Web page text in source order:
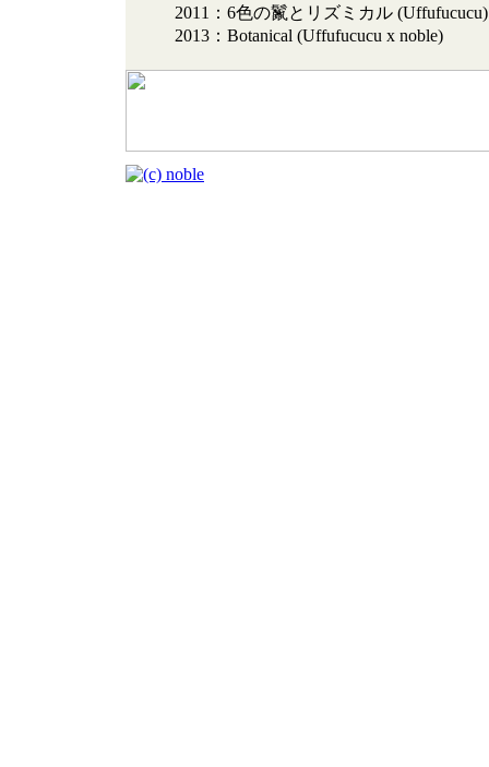
2011：6色の鬣とリズミカル (Uffufucucu)
2013：Botanical (Uffufucucu x noble)